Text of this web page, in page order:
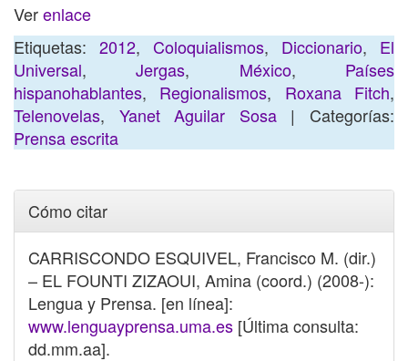
Verenlace
Etiquetas: 2012, Coloquialismos, Diccionario, El
Universal,Jergas, México, Países
hispanohablantes, Regionalismos, Roxana Fitch,
Telenovelas, Yanet Aguilar Sosa| Categorías:
Prensa escrita
Cómo citar
CARRISCONDO ESQUIVEL, Francisco M. (dir.)
– EL FOUNTI ZIZAOUI, Amina (coord.) (2008-):
Lengua y Prensa. [en línea]:
www.lenguayprensa.uma.es [Última consulta:
dd.mm.aa].